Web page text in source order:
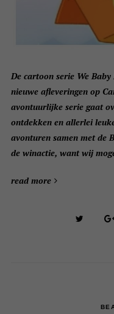
De cartoon serie We
nieuwe afleveringen op
avontuurlijke serie gaat
ontdekken en allerlei
avonturen samen met de
de winactie, want wij
read more